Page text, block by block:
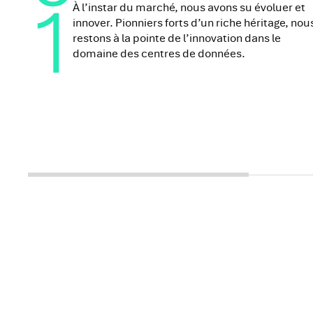
1 À l’instar du marché, nous avons su évoluer et
innover. Pionniers forts d’un riche héritage,
restons à la pointe de l’innovation dans le
domaine des centres de données.